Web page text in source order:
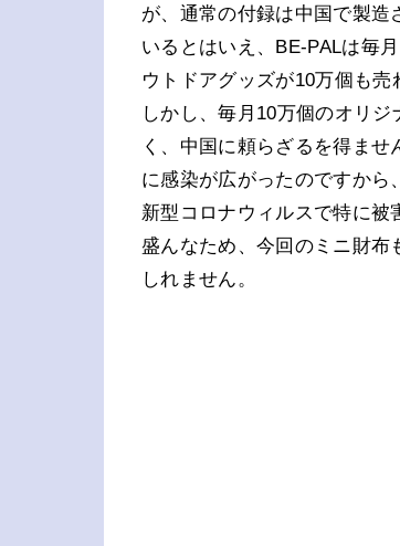
が、通常の付録は中国で製造
いるとはいえ、BE-PALは毎
ウトドアグッズが10万個も売
しかし、毎月10万個のオリ
く、中国に頼らざるを得ま
に感染が広がったのですから
新型コロナウィルスで特に被
盛んなため、今回のミニ財布
しれません。